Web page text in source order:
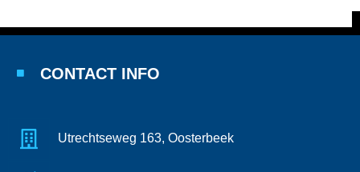
CONTACT INFO
Utrechtseweg 163, Oosterbeek